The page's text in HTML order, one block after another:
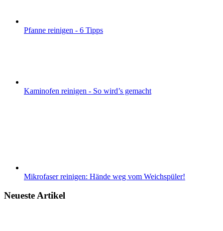
Pfanne reinigen - 6 Tipps
Kaminofen reinigen - So wird’s gemacht
Mikrofaser reinigen: Hände weg vom Weichspüler!
Neueste Artikel